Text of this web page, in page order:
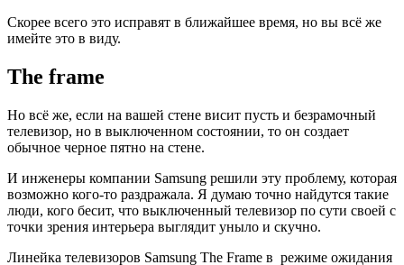
Скорее всего это исправят в ближайшее время, но вы всё же
имейте это в виду.
The frame
Но всё же, если на вашей стене висит пусть и безрамочный
телевизор, но в выключенном состоянии, то он создает
обычное черное пятно на стене.
И инженеры компании Samsung решили эту проблему, которая
возможно кого-то раздражала. Я думаю точно найдутся такие
люди, кого бесит, что выключенный телевизор по сути своей с
точки зрения интерьера выглядит уныло и скучно.
Линейка телевизоров Samsung The Frame в режиме ожидания